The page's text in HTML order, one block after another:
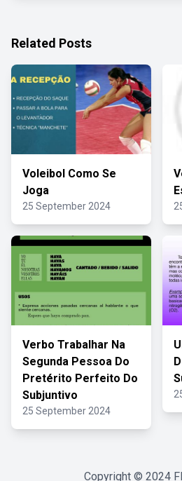
Related Posts
Voleibol Como Se
Joga
25 September 2024
Verbo Trabalhar Na
Segunda Pessoa Do
Pretérito Perfeito Do
Subjuntivo
25 September 2024
Copyright © 2024